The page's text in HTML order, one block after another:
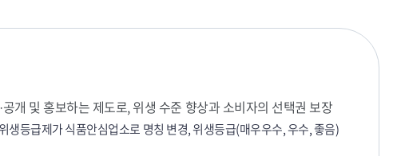
개 및 홍보하는 제도로, 위생 수준 향상과 소비자의 선택권 보장
생등급제가 식품안심업소로 명칭 변경, 위생등급(매우우수, 우수, 좋음)